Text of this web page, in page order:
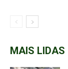
MAIS LIDAS